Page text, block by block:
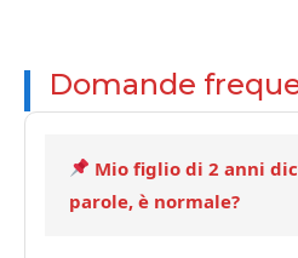
Domande
Mio figlio di 2 anni
parole, è normale?